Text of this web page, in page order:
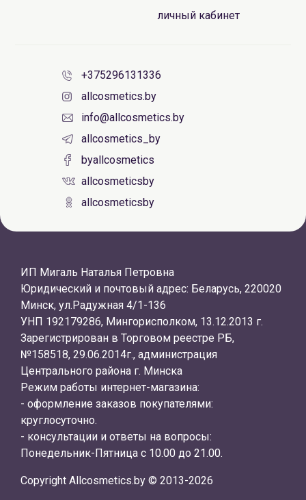
личный кабинет
+375296131336
allcosmetics.by
info@allcosmetics.by
allcosmetics_by
byallcosmetics
allcosmeticsby
allcosmeticsby
ИП Мигаль Наталья Петровна
Юридический и почтовый адрес: Беларусь, 220020
Минск, ул.Радужная 4/1-136
УНП 192179286, Мингорисполком, 13.12.2013 г.
Зарегистрирован в Торговом реестре РБ,
№158518, 29.06.2014г., администрация
Центрального района г. Минска
Режим работы интернет-магазина:
- оформление заказов покупателями:
круглосуточно.
- консультации и ответы на вопросы:
Понедельник-Пятница с 10.00 до 21.00.
Copyright Allcosmetics.by © 2013-2026